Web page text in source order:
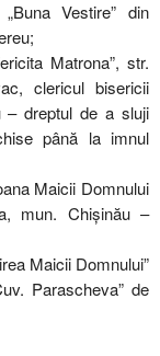
Vestire” din
Matrona”, str.
clericul bisericii
– dreptul de a sluji
până la imnul
Maicii Domnului
mun. Chișinău –
Maicii Domnului”
Parascheva” de